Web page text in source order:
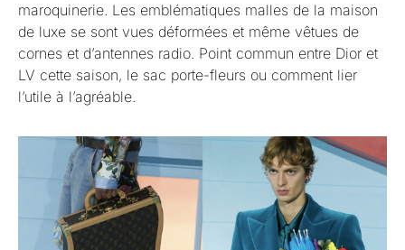
maroquinerie. Les emblématiques malles de la maison
de luxe se sont vues déformées et même vêtues de
cornes et d’antennes radio. Point commun entre Dior et
LV cette saison, le sac porte-fleurs ou comment lier
l’utile à l’agréable.